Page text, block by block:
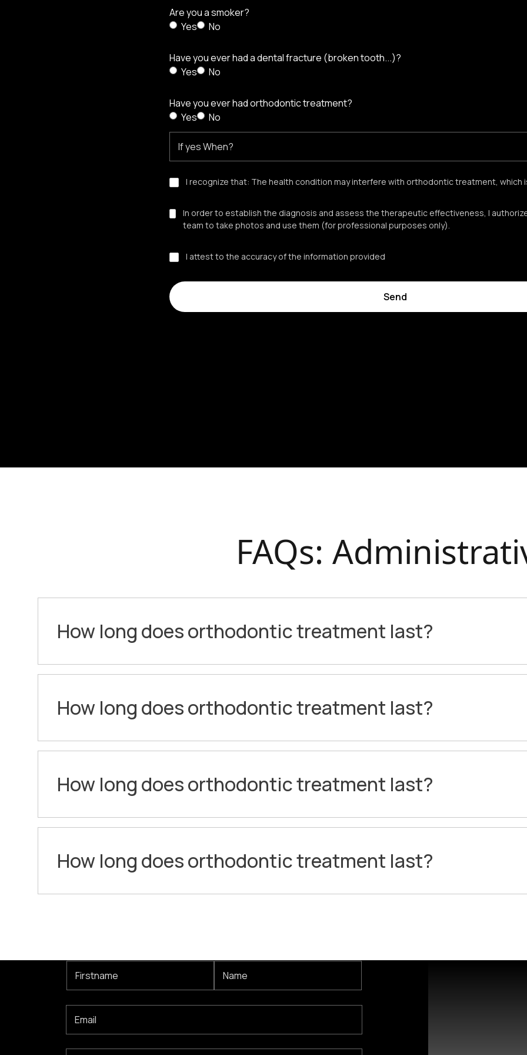
Are you a smoker?
Yes
No
Have you ever had a dental fracture (broken tooth...)?
Yes
No
Have you ever had orthodontic treatment?
Yes
No
I recognize that: The health condition may interfere with orthodontic treatment, which
In order to establish the diagnosis and assess the therapeutic effectiveness, I
team to take photos and use them (for professional purposes only).
I attest to the accuracy of the information provided
FAQs:
How long does orthodontic treatment last?
How long does orthodontic treatment last?
How long does orthodontic treatment last?
How long does orthodontic treatment last?